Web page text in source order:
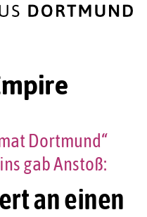
an einen
Dortmund“
gab Anstoß: